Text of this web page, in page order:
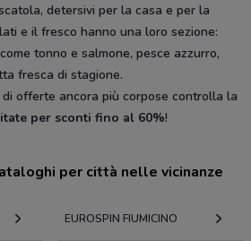
detersivi per la casa e per la
e il fresco hanno una loro sezione:
tonno e salmone, pesce azzurro,
fresca di stagione.
offerte ancora più corpose controlla la
per sconti fino al 60%!
per città nelle vicinanze
EUROSPIN FIUMICINO